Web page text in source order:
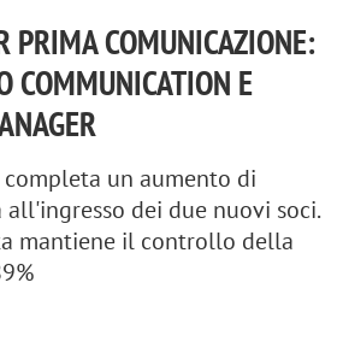
PRIMA COMUNICAZIONE:
COMMUNICATION E
completa un aumento di
dei due nuovi soci.
mantiene il controllo della